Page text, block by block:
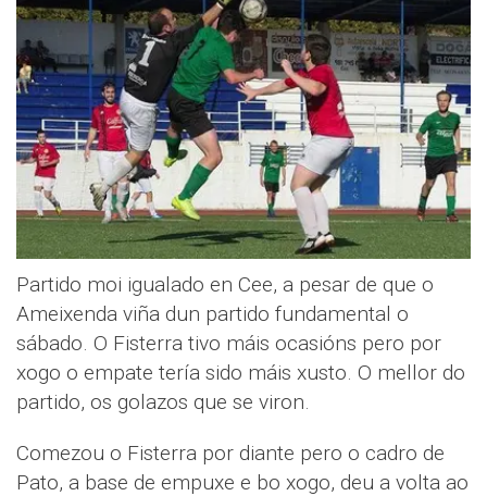
Partido moi igualado en Cee, a pesar de que o
Ameixenda viña dun partido fundamental o
sábado. O Fisterra tivo máis ocasións pero por
xogo o empate tería sido máis xusto. O mellor do
partido, os golazos que se viron.
Comezou o Fisterra por diante pero o cadro de
Pato, a base de empuxe e bo xogo, deu a volta ao